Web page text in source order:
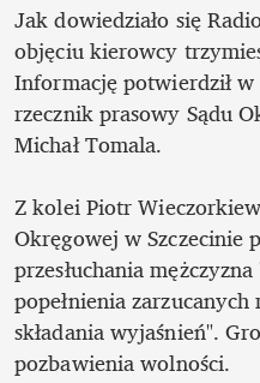
Jak dowiedziało się
objęciu kierowcy
Informację potwierdził
rzecznik prasowy Sądu
Michał Tomala.
Z kolei Piotr
Okręgowej w Szczecinie
przesłuchania
popełnienia
składania wyjaśnień".
pozbawienia wolności.